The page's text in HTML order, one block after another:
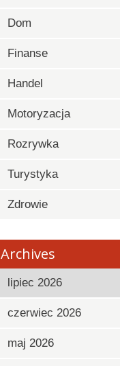
Dom
Finanse
Handel
Motoryzacja
Rozrywka
Turystyka
Zdrowie
Archives
lipiec 2026
czerwiec 2026
maj 2026